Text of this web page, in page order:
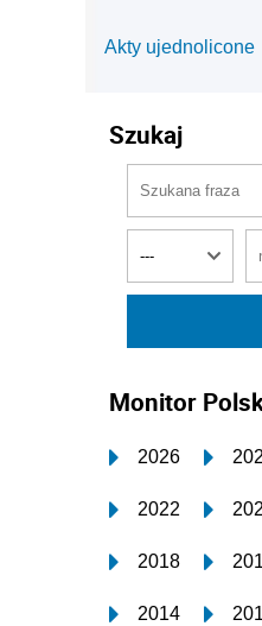
Akty ujednolicone
Szukaj
Monitor
2026
2022
2018
2014